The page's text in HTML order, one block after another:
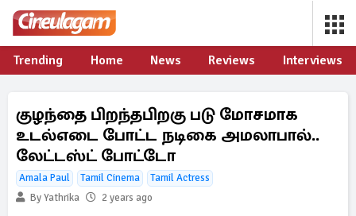
Trending Home News Reviews Interviews
குழந்தை பிறந்தபிறகு படு மோசமாக
உடல்எடை போட்ட நடிகை அமலாபால்..
லேட்டஸ்ட் போட்டோ
Amala Paul Tamil Cinema
Tamil Actress
By Yathrika
2 years ago